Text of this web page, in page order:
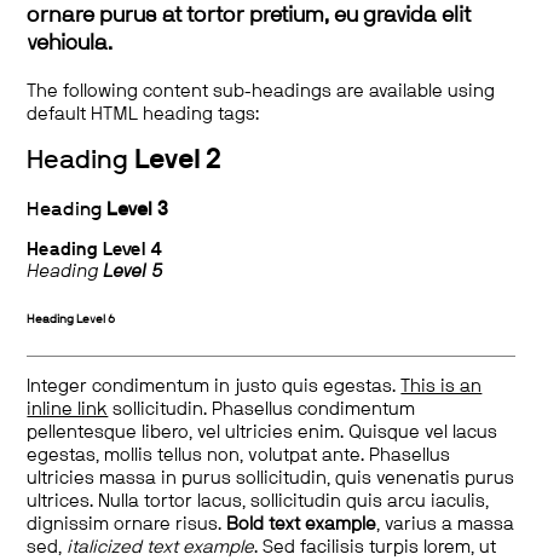
ornare purus at tortor pretium, eu gravida elit
vehicula.
The following content sub-headings are available using
default HTML heading tags:
Heading Level 2
Heading Level 3
Heading Level 4
HeadingLevel 5
Heading Level 6
Integer condimentum in justo quis egestas.
This is an
inline link sollicitudin. Phasellus condimentum
pellentesque libero, vel ultricies enim. Quisque vel lacus
egestas, mollis tellus non, volutpat ante. Phasellus
ultricies massa in purus sollicitudin, quis venenatis purus
ultrices. Nulla tortor lacus, sollicitudin quis arcu iaculis,
dignissim ornare risus. Bold text example, varius a massa
sed, italicized text example. Sed facilisis turpis lorem, ut